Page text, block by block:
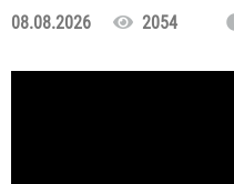
08.08.2026 2054